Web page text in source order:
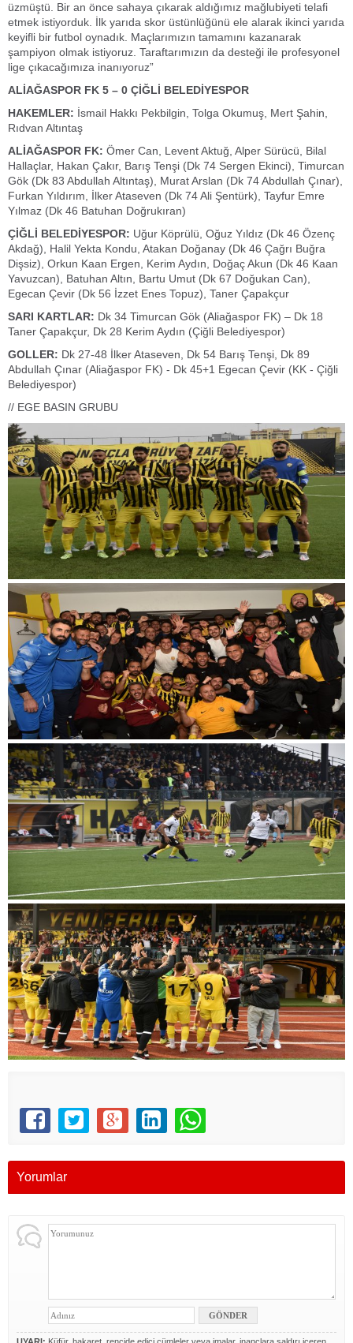
üzmüştü. Bir an önce sahaya çıkarak aldığımız mağlubiyeti telafi
etmek istiyorduk. İlk yarıda skor üstünlüğünü ele alarak ikinci yarıda
keyifli bir futbol oynadık. Maçlarımızın tamamını kazanarak
şampiyon olmak istiyoruz. Taraftarımızın da desteği ile profesyonel
lige çıkacağımıza inanıyoruz”
ALİAĞASPOR FK 5 – 0 ÇİĞLİ BELEDİYESPOR
HAKEMLER: İsmail Hakkı Pekbilgin, Tolga Okumuş, Mert Şahin,
Rıdvan Altıntaş
ALİAĞASPOR FK: Ömer Can, Levent Aktuğ, Alper Sürücü, Bilal
Hallaçlar, Hakan Çakır, Barış Tenşi (Dk 74 Sergen Ekinci), Timurcan
Gök (Dk 83 Abdullah Altıntaş), Murat Arslan (Dk 74 Abdullah Çınar),
Furkan Yıldırım, İlker Ataseven (Dk 74 Ali Şentürk), Tayfur Emre
Yılmaz (Dk 46 Batuhan Doğrukıran)
ÇİĞLİ BELEDİYESPOR: Uğur Köprülü, Oğuz Yıldız (Dk 46 Özenç
Akdağ), Halil Yekta Kondu, Atakan Doğanay (Dk 46 Çağrı Buğra
Dişsiz), Orkun Kaan Ergen, Kerim Aydın, Doğaç Akun (Dk 46 Kaan
Yavuzcan), Batuhan Altın, Bartu Umut (Dk 67 Doğukan Can),
Egecan Çevir (Dk 56 İzzet Enes Topuz), Taner Çapakçur
SARI KARTLAR: Dk 34 Timurcan Gök (Aliağaspor FK) – Dk 18
Taner Çapakçur, Dk 28 Kerim Aydın (Çiğli Belediyespor)
GOLLER: Dk 27-48 İlker Ataseven, Dk 54 Barış Tenşi, Dk 89
Abdullah Çınar (Aliağaspor FK) - Dk 45+1 Egecan Çevir (KK - Çiğli
Belediyespor)
// EGE BASIN GRUBU
Yorumlar